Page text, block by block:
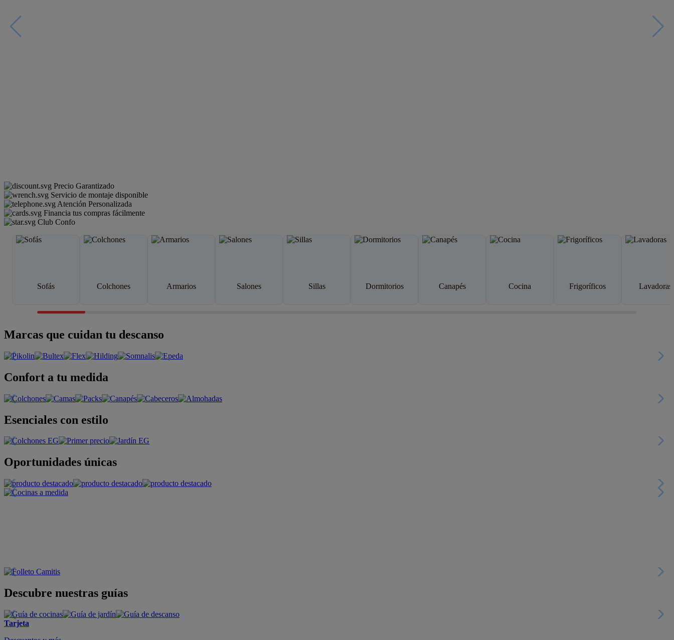
Precio Garantizado
Servicio de montaje disponible
Atención Personalizada
Financia tus compras fácilmente
Club Confo
Sofás Colchones Armarios Salones Sillas Dormitorios Canapés Cocina Frigoríficos Lavadoras
Marcas que cuidan tu descanso
Confort a tu medida
Esenciales con estilo
Oportunidades únicas
Descubre nuestras guías
Tarjeta